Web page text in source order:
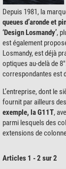
Depuis 1981, la
queues d’aronde et
‘Design Losmandy’,
est également
Losmandy, est déjà
optiques au-delà de
correspondantes est
L’entreprise, dont le
fournit par ailleurs des
exemple, la G11T,
parmi lesquels des
extensions de
Articles 1 - 2 sur 2